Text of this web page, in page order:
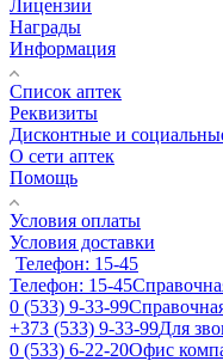
Лицензии
Награды
Информация
Список аптек
Реквизиты
Дисконтные и
О сети аптек
Помощь
Условия оплаты
Условия доставки
Телефон: 15-45
Телефон: 15-45
0 (533) 9-33-99
+373 (533) 9-33-99Для
0 (533) 6-22-20Офис